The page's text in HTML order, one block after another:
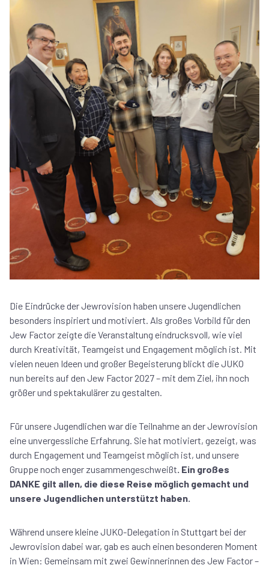
Die Eindrücke der Jewrovision haben unsere Jugendlichen
besonders inspiriert und motiviert. Als großes Vorbild für den
Jew Factor zeigte die Veranstaltung eindrucksvoll, wie viel
durch Kreativität, Teamgeist und Engagement möglich ist. Mit
vielen neuen Ideen und großer Begeisterung blickt die JUKO
nun bereits auf den Jew Factor 2027 – mit dem Ziel, ihn noch
größer und spektakulärer zu gestalten.
Für unsere Jugendlichen war die Teilnahme an der Jewrovision
eine unvergessliche Erfahrung. Sie hat motiviert, gezeigt, was
durch Engagement und Teamgeist möglich ist, und unsere
Gruppe noch enger zusammengeschweißt. Ein großes
DANKE gilt allen, die diese Reise möglich gemacht und
unsere Jugendlichen unterstützt haben.
Während unsere kleine JUKO-Delegation in Stuttgart bei der
Jewrovision dabei war, gab es auch einen besonderen Moment
in Wien: Gemeinsam mit zwei Gewinnerinnen des Jew Factor –